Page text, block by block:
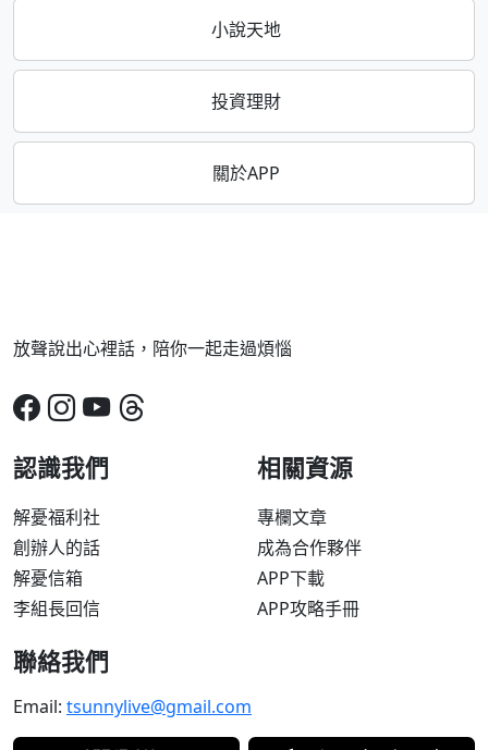
小說天地
投資理財
關於APP
放聲說出心裡話，陪你一起走過煩惱
認識我們
解憂福利社
創辦人的話
解憂信箱
李組長回信
相關資源
專欄文章
成為合作夥伴
APP下載
APP攻略手冊
聯絡我們
Email: tsunnylive@gmail.com